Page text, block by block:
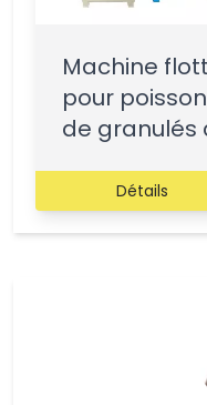
Machine
pour
de granulés
Détails